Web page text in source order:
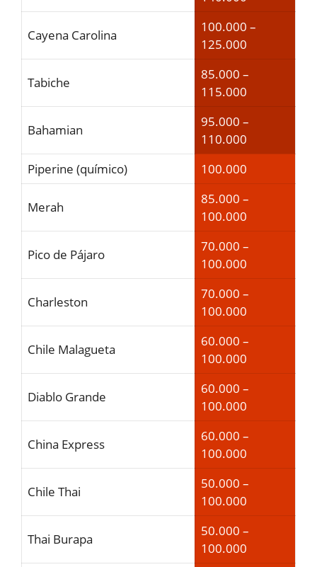
Cayena Carolina
100.000 –
125.000
Tabiche
85.000 –
115.000
Bahamian
95.000 –
110.000
Piperine (químico)
100.000
Merah
85.000 –
100.000
Pico de Pájaro
70.000 –
100.000
Charleston
70.000 –
100.000
Chile Malagueta
60.000 –
100.000
Diablo Grande
60.000 –
100.000
China Express
60.000 –
100.000
Chile Thai
50.000 –
100.000
Thai Burapa
50.000 –
100.000